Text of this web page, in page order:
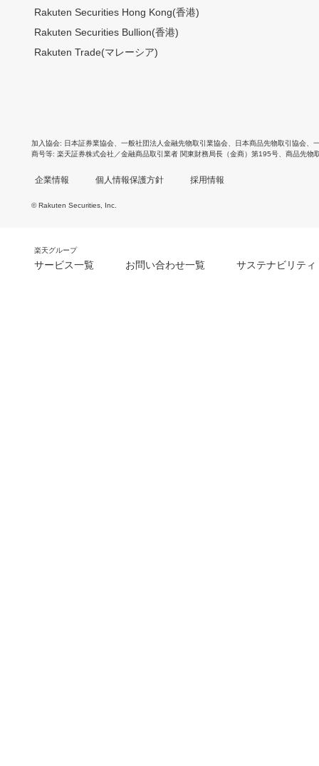
Rakuten Securities Hong Kong(香港)
Rakuten Securities Bullion(香港)
Rakuten Trade(マレーシア)
加入協会 日本証券業協会 一般社団法人金融先物取引業協会 日本商品先物取引協会
商号等 楽天証券株式会社／金融商品取引業者 関東財務局長（金商）第195号、商品先物
企業情報 個人情報保護方針 採用情報
© Rakuten Securities, Inc.
楽天グループ
サービス一覧 お問い合わせ一覧 サステナビリティ